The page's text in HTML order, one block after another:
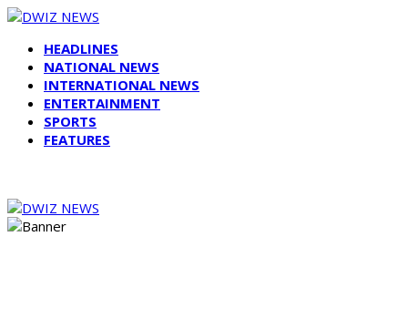
HEADLINES
NATIONAL NEWS
INTERNATIONAL NEWS
ENTERTAINMENT
SPORTS
FEATURES